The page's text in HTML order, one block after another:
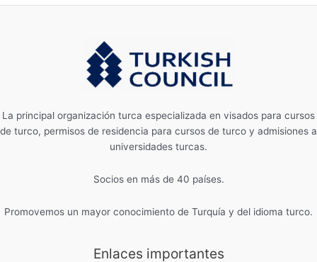
La principal organización turca especializada en visados ​​para cursos
de turco, permisos de residencia para cursos de turco y admisiones a
universidades turcas.
Socios en más de 40 países.
Promovemos un mayor conocimiento de Turquía y del idioma turco.
Enlaces importantes